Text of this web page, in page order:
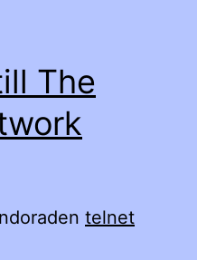
The
telnet